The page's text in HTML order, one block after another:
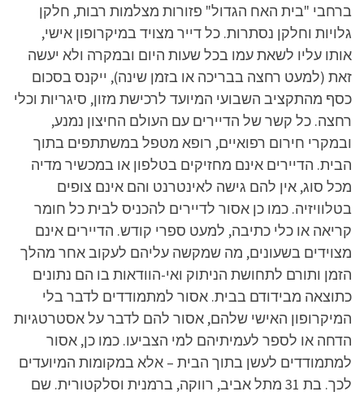
ברחבי "בית האח הגדול" פזורות מצלמות רבות, חלקן
גלויות וחלקן נסתרות. כל דייר מצויד במיקרופון אישי,
אותו עליו לשאת עמו בכל שעות היום ובמקרה ולא יעשה
זאת (למעט רחצה בבריכה או בזמן שינה), ייקנס בסכום
כסף מהתקציב השבועי המיועד לרכישת מזון, סיגריות וכלי
רחצה. כל קשר של הדיירים עם העולם החיצון נמנע,
ובמקרי חירום רפואיים, רופא מטפל במשתתפים בתוך
הבית. הדיירים אינם מחזיקים בטלפון או במכשיר מדיה
מכל סוג, אין להם גישה לאינטרנט והם אינם צופים
בטלוויזיה. כמו כן אסור לדיירים להכניס לבית כל חומר
קריאה או כלי כתיבה, למעט ספרי קודש. הדיירים אינם
מצוידים בשעונים, מה שמקשה עליהם לעקוב אחר מהלך
הזמן ותורם לתחושת הניתוק ואי-הוודאות בו הם נתונים
כתוצאה מבידודם בבית. אסור למתמודדים לדבר בלי
המיקרופון האישי שלהם, אסור להם לדבר על אסטרטגיות
הדחה או לספר לעמיתיהם למי הצביעו. כמו כן, אסור
למתמודדים לעשן בתוך הבית – אלא במקומות המיועדים
לכך. בת 31 מתל אביב, רווקה, ברמנית וסלקטורית. שם